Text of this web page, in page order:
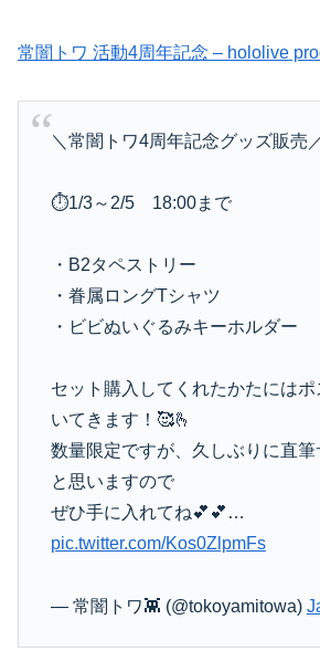
常闇トワ 活動4周年記念 – hololive
＼常闇トワ4周年記念グッズ販売
⏱1/3～2/5 18:00まで
・B2タペストリー
・眷属ロングTシャツ
・ビビぬいぐるみキーホルダー
セット購入してくれたかたには
いてきます！🥰🫰
数量限定ですが、久しぶりに直
と思いますので
ぜひ手に入れてね💕💕…
pic.twitter.com/Kos0ZlpmFs
— 常闇トワ👾 (@tokoyamitowa)